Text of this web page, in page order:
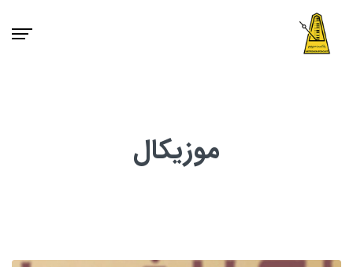
موزیکال